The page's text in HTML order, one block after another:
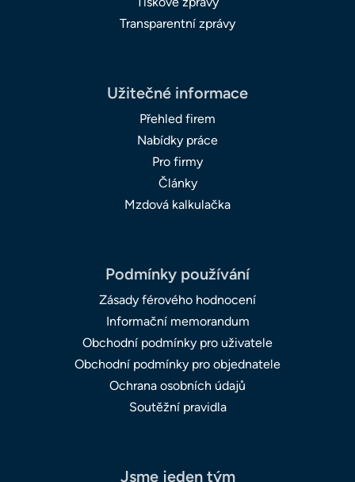
Transparentní zprávy
Užitečné informace
Přehled firem
Nabídky práce
Pro firmy
Články
Mzdová kalkulačka
Podmínky používání
Zásady férového hodnocení
Informační memorandum
Obchodní podmínky pro uživatele
Obchodní podmínky pro objednatele
Ochrana osobních údajů
Soutěžní pravidla
Jsme jeden tým